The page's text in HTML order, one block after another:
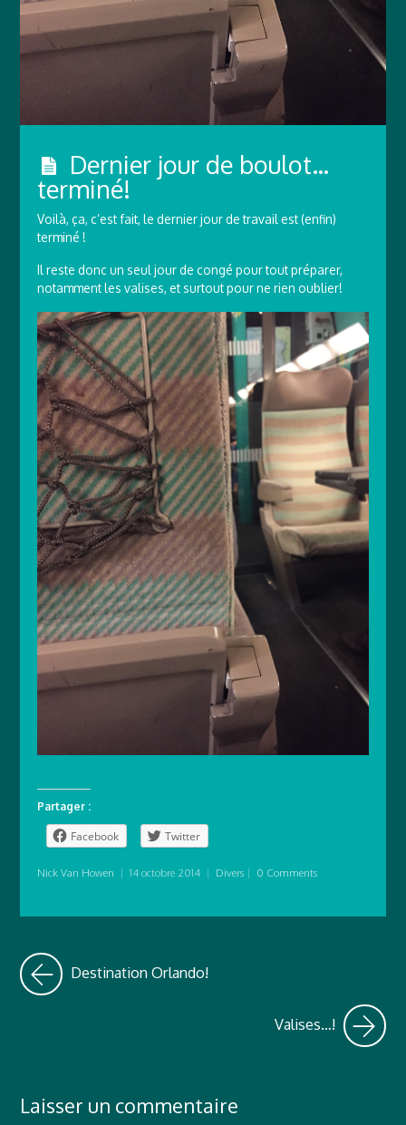
Dernier jour de boulot…
terminé!
Voilà, ça, c’est fait, le dernier jour de travail est (enfin)
terminé !
Il reste donc un seul jour de congé pour tout préparer,
notamment les valises, et surtout pour ne rien oublier!
Partager :
Facebook Twitter
Nick Van Howen | 14 octobre 2014 | Divers | 0 Comments
Destination Orlando!
Valises…!
Laisser un commentaire